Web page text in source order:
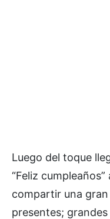
Luego del toque
“Feliz
compartir una
presentes;